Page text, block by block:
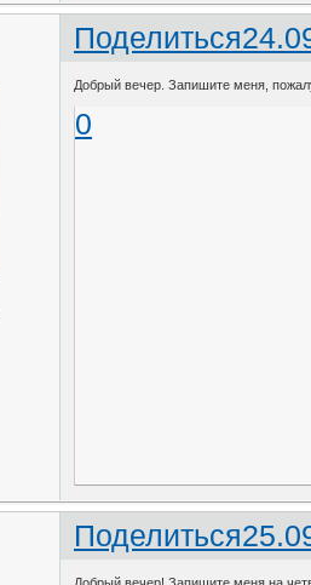
Поделиться
Добрый вечер. Запишите меня,
0
Поделиться